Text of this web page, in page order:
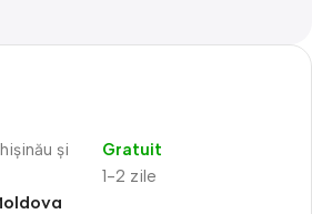
și
1-2 zile
Gratuit